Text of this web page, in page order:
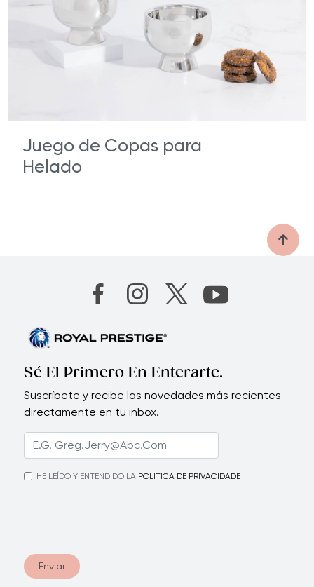
Juego de Copas para
Helado
Sé El Primero En Enterarte.
Suscríbete y recibe las novedades más recientes
directamente en tu inbox.
HE LEÍDO Y ENTENDIDO LA POLITICA DE PRIVACIDADE
Enviar